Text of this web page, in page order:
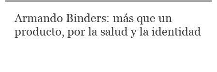
Armando Binders: más que un
producto, por la salud y la identidad